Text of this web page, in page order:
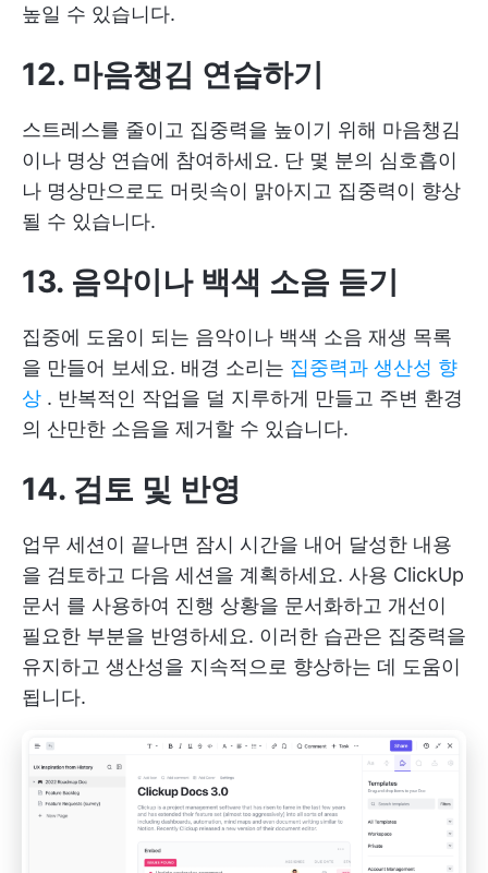
높일 수 있습니다.
12. 마음챙김 연습하기
스트레스를 줄이고 집중력을 높이기 위해 마음챙김
이나 명상 연습에 참여하세요. 단 몇 분의 심호흡이
나 명상만으로도 머릿속이 맑아지고 집중력이 향상
될 수 있습니다.
13. 음악이나 백색 소음 듣기
집중에 도움이 되는 음악이나 백색 소음 재생 목록
을 만들어 보세요. 배경 소리는 집중력과 생산성 향
상 . 반복적인 작업을 덜 지루하게 만들고 주변 환경
의 산만한 소음을 제거할 수 있습니다.
14. 검토 및 반영
업무 세션이 끝나면 잠시 시간을 내어 달성한 내용
을 검토하고 다음 세션을 계획하세요. 사용 ClickUp
문서 를 사용하여 진행 상황을 문서화하고 개선이
필요한 부분을 반영하세요. 이러한 습관은 집중력을
유지하고 생산성을 지속적으로 향상하는 데 도움이
됩니다.